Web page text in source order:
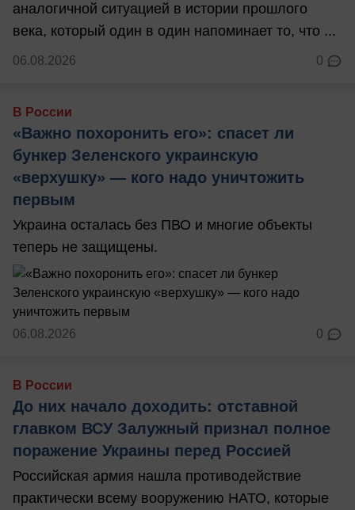
аналогичной ситуацией в истории прошлого
века, который один в один напоминает то, что ...
06.08.2026 0
В России
«Важно похоронить его»: спасет ли
бункер Зеленского украинскую
«верхушку» — кого надо уничтожить
первым
Украина осталась без ПВО и многие объекты
теперь не защищены.
06.08.2026 0
В России
До них начало доходить: отставной
главком ВСУ Залужный признал полное
поражение Украины перед Россией
Российская армия нашла противодействие
практически всему вооружению НАТО, которые